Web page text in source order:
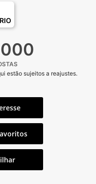
estão sujeitos a reajustes.